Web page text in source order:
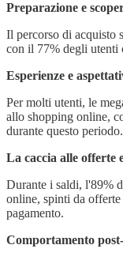
Preparazione e
Il percorso di acquisto
con il 77% degli utenti
Esperienze e
Per molti utenti, le
allo shopping online,
durante questo periodo.
La caccia alle offerte
Durante i saldi, l'89%
online, spinti da
pagamento.
Comportamento